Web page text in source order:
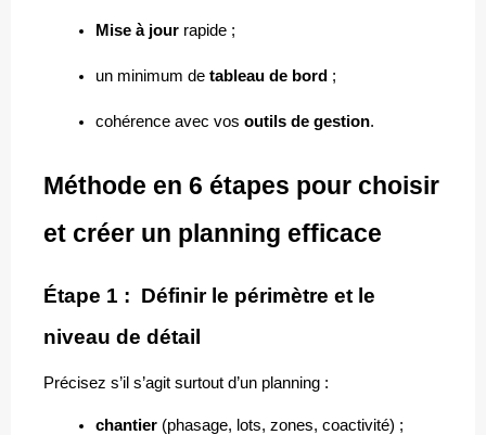
Mise à jour rapide ;
un minimum de tableau de bord ;
cohérence avec vos outils de gestion.
Méthode en 6 étapes pour choisir
et créer un planning efficace
Étape 1 :  Définir le périmètre et le
niveau de détail
Précisez s’il s’agit surtout d’un planning :
chantier (phasage, lots, zones, coactivité) ;